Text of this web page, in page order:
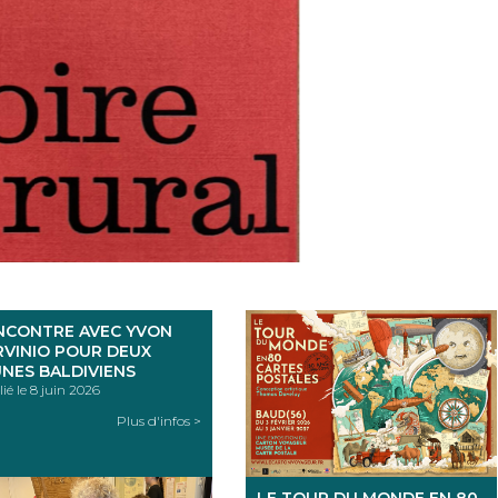
AVEC YVON
POUR DEUX
BALDIVIENS
le 8 juin 2026
Plus d'infos >